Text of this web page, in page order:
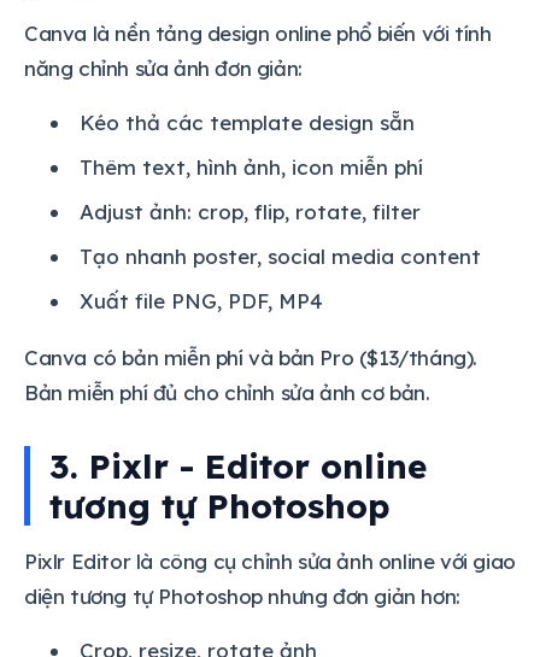
Canva là nền tảng design online phổ biến với tính
năng chỉnh sửa ảnh đơn giản:
Kéo thả các template design sẵn
Thêm text, hình ảnh, icon miễn phí
Adjust ảnh: crop, flip, rotate, filter
Tạo nhanh poster, social media content
Xuất file PNG, PDF, MP4
Canva có bản miễn phí và bản Pro ($13/tháng).
Bản miễn phí đủ cho chỉnh sửa ảnh cơ bản.
3. Pixlr - Editor online
tương tự Photoshop
Pixlr Editor là công cụ chỉnh sửa ảnh online với giao
diện tương tự Photoshop nhưng đơn giản hơn:
Crop, resize, rotate ảnh